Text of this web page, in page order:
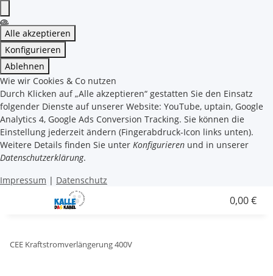
Alle akzeptieren
Konfigurieren
Ablehnen
Wie wir Cookies & Co nutzen
Durch Klicken auf „Alle akzeptieren“ gestatten Sie den Einsatz
folgender Dienste auf unserer Website: YouTube, uptain, Google
Analytics 4, Google Ads Conversion Tracking. Sie können die
Einstellung jederzeit ändern (Fingerabdruck-Icon links unten).
Weitere Details finden Sie unter Konfigurieren und in unserer
Datenschutzerklärung.
Impressum | Datenschutz
0,00 €
CEE Kraftstromverlängerung 400V